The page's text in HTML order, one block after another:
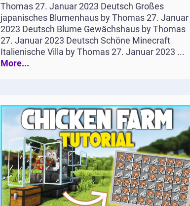
Thomas 27. Januar 2023 Deutsch Großes
japanisches Blumenhaus by Thomas 27. Januar
2023 Deutsch Blume Gewächshaus by Thomas
27. Januar 2023 Deutsch Schöne Minecraft
Italienische Villa by Thomas 27. Januar 2023 ...
More...